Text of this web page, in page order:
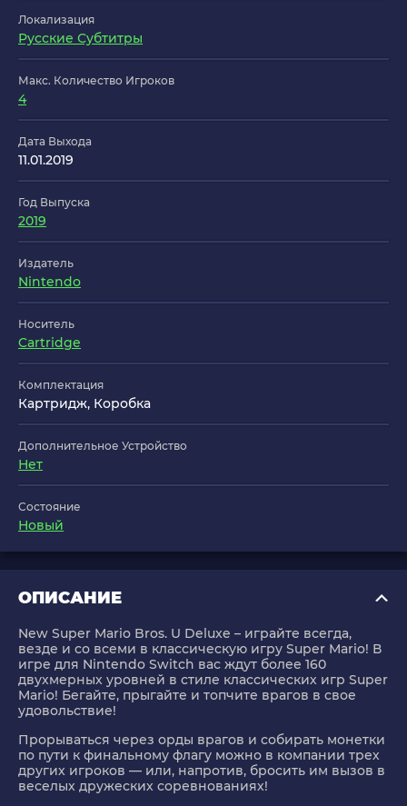
Локализация
Русские Субтитры
Макс. Количество Игроков
4
Дата Выхода
11.01.2019
Год Выпуска
2019
Издатель
Nintendo
Носитель
Cartridge
Комплектация
Картридж, Коробка
Дополнительное Устройство
Нет
Состояние
Новый
ОПИСАНИЕ
New Super Mario Bros. U Deluxe – играйте всегда,
везде и со всеми в классическую игру Super Mario! В
игре для Nintendo Switch вас ждут более 160
двухмерных уровней в стиле классических игр Super
Mario! Бегайте, прыгайте и топчите врагов в свое
удовольствие!
Прорываться через орды врагов и собирать монетки
по пути к финальному флагу можно в компании трех
других игроков — или, напротив, бросить им вызов в
веселых дружеских соревнованиях!